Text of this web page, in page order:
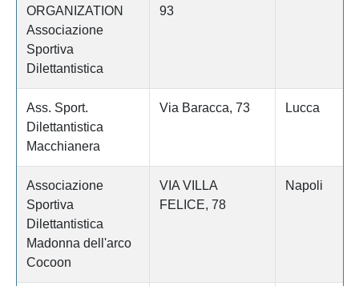
ORGANIZATION
Associazione
Sportiva
Dilettantistica
93
Ass. Sport.
Dilettantistica
Macchianera
Via Baracca, 73 Lucca
Associazione
Sportiva
Dilettantistica
Madonna dell'arco
Cocoon
VIA VILLA
FELICE, 78
Napoli